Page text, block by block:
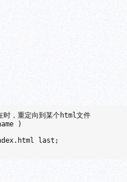
时，重定向到某个html文件
)
last;